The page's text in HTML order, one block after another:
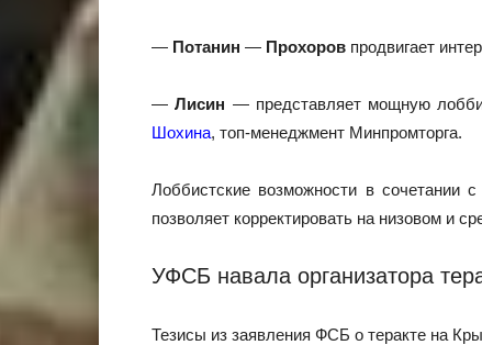
— Потанин — Прохоров продвигает
—Лисин — представляет мощную
Шохина, топ-менеджмент Минпромторга.
Лоббистские возможности в сочетании
позволяет корректировать на низовом и
УФСБ навала организатора
Тезисы из заявления ФСБ о теракте на